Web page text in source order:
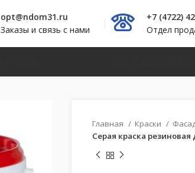
opt@ndom31.ru
Заказы и связь с нами
+7 (4722)
Отдел
Главная Краски
Серая краска